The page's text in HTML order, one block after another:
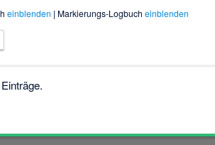
einblenden | Markierungs-Logbuch einblenden